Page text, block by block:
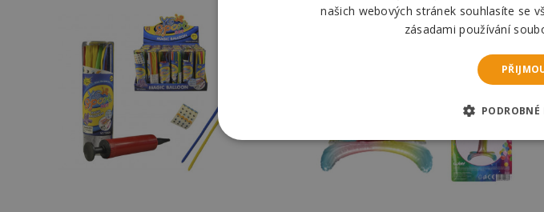
našich webových stránek souhlasíte se
zásadami používání
PODROBNÉ